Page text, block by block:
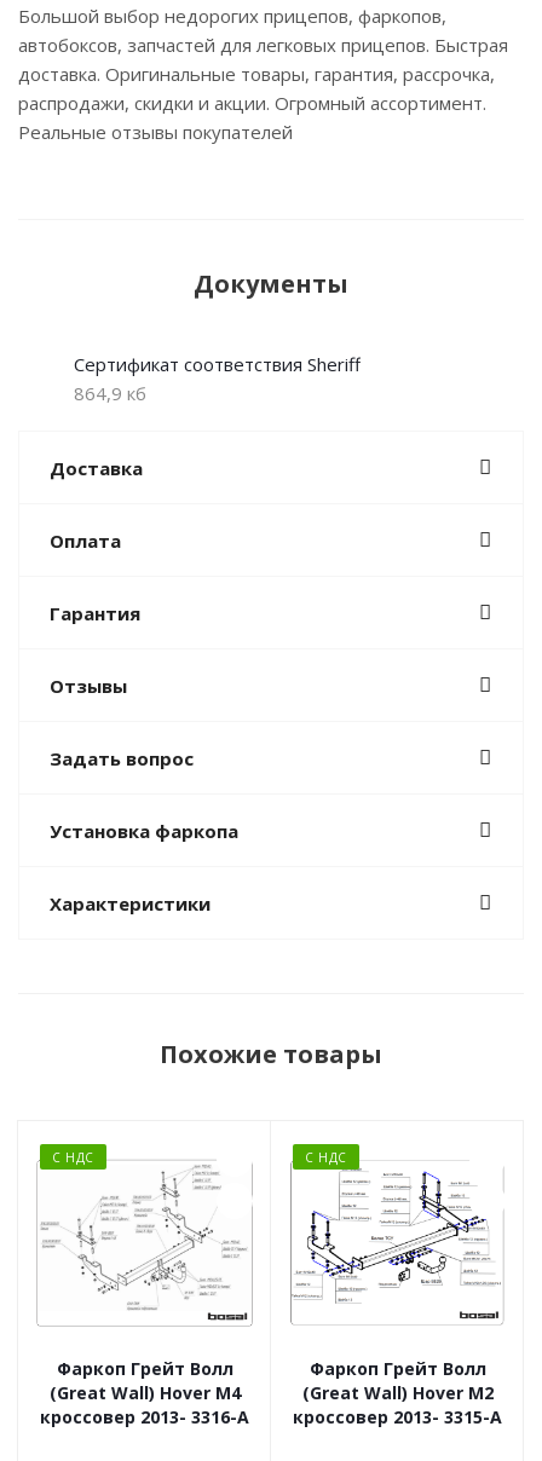
Большой выбор недорогих прицепов, фаркопов,
автобоксов, запчастей для легковых прицепов. Быстрая
доставка. Оригинальные товары, гарантия, рассрочка,
распродажи, скидки и акции. Огромный ассортимент.
Реальные отзывы покупателей
Документы
Сертификат соответствия Sheriff
864,9 кб
Доставка
Оплата
Гарантия
Отзывы
Задать вопрос
Установка фаркопа
Характеристики
Похожие товары
С НДС
Фаркоп Грейт Волл
(Great Wall) Hover M4
кроссовер 2013- 3316-A
С НДС
Фаркоп Грейт Волл
(Great Wall) Hover M2
кроссовер 2013- 3315-A